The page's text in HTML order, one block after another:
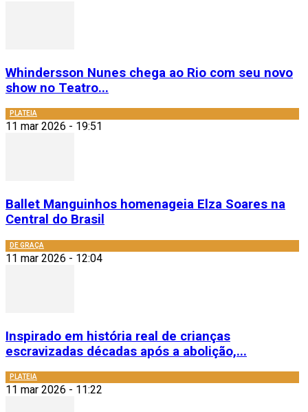
Whindersson Nunes chega ao Rio com seu novo
show no Teatro...
PLATEIA
11 mar 2026 - 19:51
Ballet Manguinhos homenageia Elza Soares na
Central do Brasil
DE GRAÇA
11 mar 2026 - 12:04
Inspirado em história real de crianças
escravizadas décadas após a abolição,...
PLATEIA
11 mar 2026 - 11:22